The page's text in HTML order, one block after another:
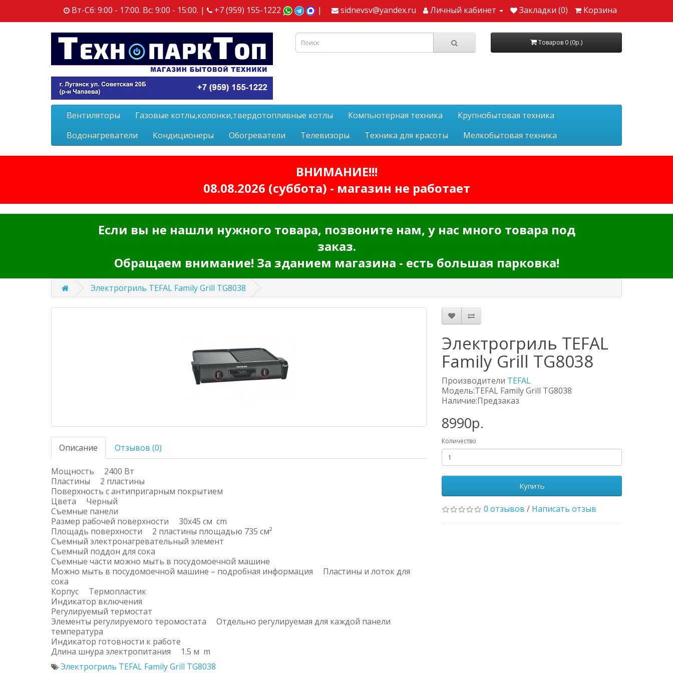
Вт-Сб: 9:00 - 17:00. Вс: 9:00 - 15:00. | +7 (959) 155-1222 | sidnevsv@yandex.ru Личный кабинет Закладки (0) Корзина
Товаров 0 (0р.)
Вентиляторы Газовые котлы,колонки,твердотопливные котлы Компьютерная техника
Крупнобытовая техника
Водонагреватели
Кондиционеры Обогреватели Телевизоры Техника для красоты Мелкобытовая техника
ВНИМАНИЕ!!!
08.08.2026 (суббота) - магазин не работает
Если вы не нашли нужного товара, позвоните нам, у нас много товара под
заказ.
Обращаем внимание! За зданием магазина - есть большая парковка!
Электрогриль TEFAL Family Grill TG8038
Описание Отзывов (0)
Мощность 2400 Вт
Пластины 2 пластины
Поверхность с антипригарным покрытием
Цвета Черный
Съемные панели
Размер рабочей поверхности 30x45 см cm
Площадь поверхности 2 пластины площадью 735 см²
Съемный электронагревательный элемент
Съемный поддон для сока
Съемные части можно мыть в посудомоечной машине
Можно мыть в посудомоечной машине – подробная информация Пластины и лоток для
сока
Корпус Термопластик
Индикатор включения
Регулируемый термостат
Элементы регулируемого теромостата Отдельно регулируемая для каждой панели
температура
Индикатор готовности к работе
Длина шнура электропитания 1.5 м m
Электрогриль TEFAL
Family Grill TG8038
Производители TEFAL
Модель:TEFAL Family Grill TG8038
Наличие:Предзаказ
8990р.
Количество
Купить
0 отзывов / Написать отзыв
Электрогриль TEFAL Family Grill TG8038